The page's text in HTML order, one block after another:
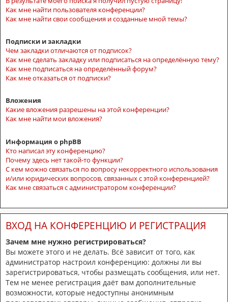
Как мне найти пользователя конференции?
Как мне найти свои сообщения и созданные мной темы?
Подписки и закладки
Чем закладки отличаются от подписок?
Как мне сделать закладку или подписаться на определённую тему?
Как мне подписаться на определённый форум?
Как мне отказаться от подписки?
Вложения
Какие вложения разрешены на этой конференции?
Как мне найти мои вложения?
Информация о phpBB
Кто написал эту конференцию?
Почему здесь нет такой-то функции?
С кем можно связаться по вопросу некорректного использования
и/или юридических вопросов, связанных с этой конференцией?
Как мне связаться с администратором конференции?
ВХОД НА КОНФЕРЕНЦИЮ И РЕГИСТРАЦИЯ
Зачем мне нужно регистрироваться?
Вы можете этого и не делать. Всё зависит от того, как
администратор настроил конференцию: должны ли вы
зарегистрироваться, чтобы размещать сообщения, или нет.
Тем не менее регистрация даёт вам дополнительные
возможности, которые недоступны анонимным